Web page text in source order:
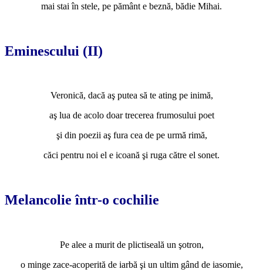
mai stai în stele, pe pământ e beznă, bădie Mihai.
Eminescului (II)
Veronică, dacă aş putea să te ating pe inimă,
aş lua de acolo doar trecerea frumosului poet
şi din poezii aş fura cea de pe urmă rimă,
căci pentru noi el e icoană şi ruga către el sonet.
Melancolie într-o cochilie
Pe alee a murit de plictiseală un şotron,
o minge zace-acoperită de iarbă şi un ultim gând de iasomie,